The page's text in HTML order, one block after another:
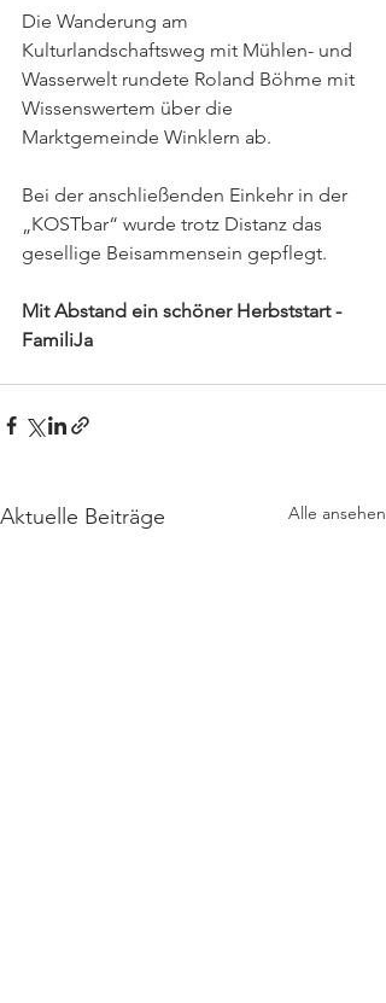
Die Wanderung am
Kulturlandschaftsweg mit Mühlen- und
Wasserwelt rundete Roland Böhme mit
Wissenswertem über die
Marktgemeinde Winklern ab.
Bei der anschließenden Einkehr in der
„KOSTbar“ wurde trotz Distanz das
gesellige Beisammensein gepflegt.
Mit Abstand ein schöner Herbststart -
FamiliJa
Aktuelle Beiträge Alle ansehen